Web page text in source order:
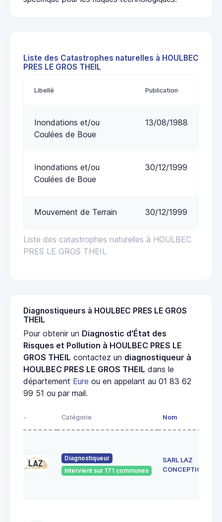
Liste des Catastrophes naturelles à HOULBEC
PRES LE GROS THEIL
Liste des catastrophes naturelles à HOULBEC
PRES LE GROS THEIL
Libellé Publication
Inondations et/ou
Coulées de Boue
13/08/1988
Inondations et/ou
Coulées de Boue
30/12/1999
Mouvement de Terrain 30/12/1999
Diagnostiqueurs à HOULBEC PRES LE GROS
THEIL
Pour obtenir un Diagnostic d'État des
Risques et Pollution à HOULBEC PRES LE
GROS THEIL contactez un diagnostiqueur à
HOULBEC PRES LE GROS THEIL dans le
département Eure ou en appelant au 01 83 62
99 51 ou par mail.
- Catégorie Nom
Diagnostiqueur
Intervient sur 171 communes
SARL LAZ
CONCEPTION